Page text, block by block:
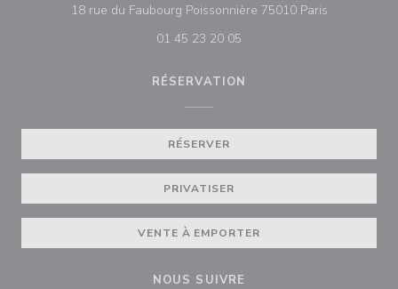
18 rue du Faubourg Poissonnière 75010 Paris((ouvre une
01 45 23 20 05
RÉSERVATION
RÉSERVER
PRIVATISER
VENTE À EMPORTER
NOUS SUIVRE